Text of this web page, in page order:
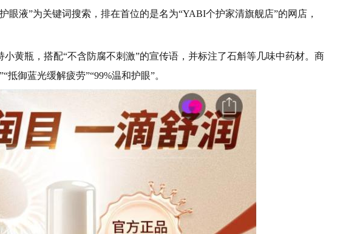
眼液”为关键词搜索，排在首位的是名为“YABI个护家清旗舰店”的网店，
黄瓶，搭配“不含防腐不刺激”的宣传语，并标注了石斛等几味中药材。商
御蓝光缓解疲劳”“99%温和护眼”。